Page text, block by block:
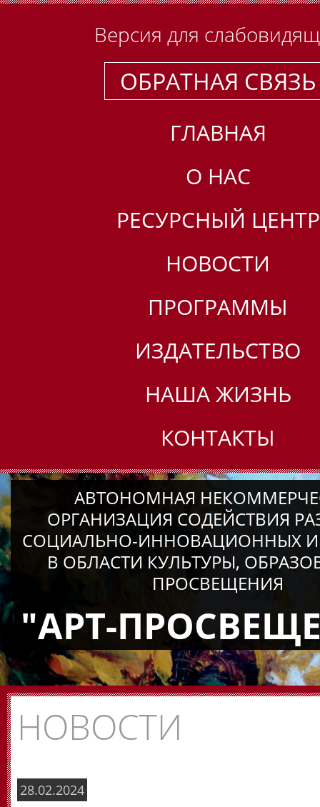
Версия для
ОБРАТНАЯ СВЯЗЬ
ГЛАВНАЯ
О НАС
РЕСУРСНЫЙ ЦЕНТР
НОВОСТИ
ПРОГРАММЫ
ИЗДАТЕЛЬСТВО
НАША ЖИЗНЬ
КОНТАКТЫ
АВТОНОМНАЯ
ОРГАНИЗАЦИЯ СОДЕЙСТВИЯ
СОЦИАЛЬНО-ИННОВАЦИОННЫХ
В ОБЛАСТИ КУЛЬТУРЫ,
ПРОСВЕЩЕНИЯ
"АРТ-
НОВОСТИ
28.02.2024